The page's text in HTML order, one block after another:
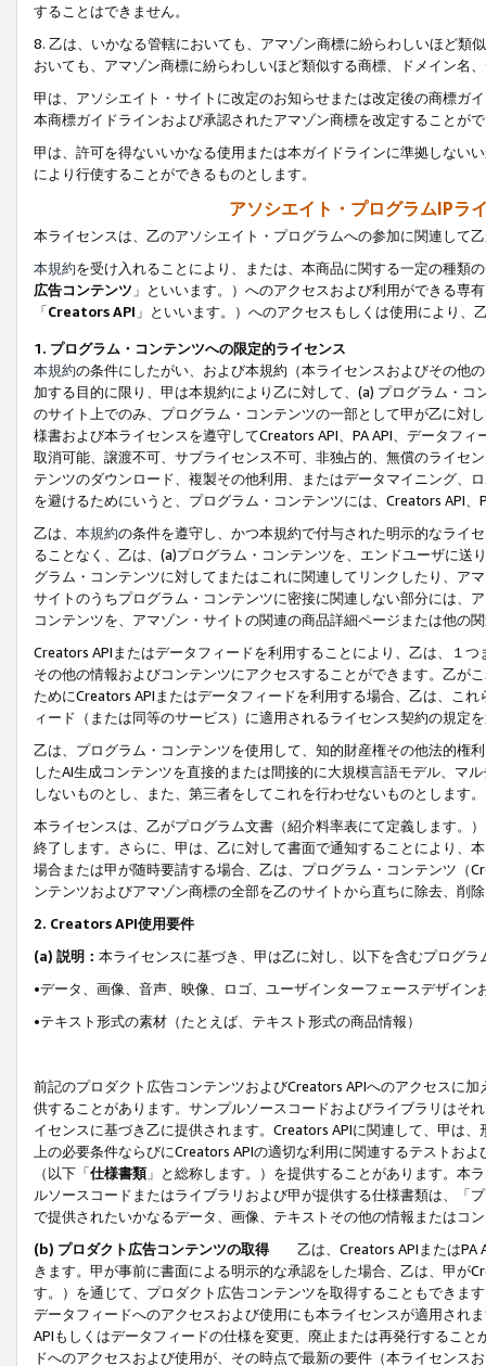
することはできません。
8. 乙は、いかなる管轄においても、アマゾン商標に紛らわしいほど類
おいても、アマゾン商標に紛らわしいほど類似する商標、ドメイン名
甲は、アソシエイト・サイトに改定のお知らせまたは改定後の商標ガ
本商標ガイドラインおよび承認されたアマゾン商標を改定することが
甲は、許可を得ないいかなる使用または本ガイドラインに準拠しない
により行使することができるものとします。
アソシエイト・プログラムIPラ
本ライセンスは、乙のアソシエイト・プログラムへの参加に関連して
本規約を受け入れることにより、または、本商品に関する一定の種類
広告コンテンツ 」といいます。）へのアクセスおよび利用ができる専
「Creators API 」といいます。）へのアクセスもしくは使用により
1. プログラム・コンテンツへの限定的ライセンス
本規約の条件にしたがい、および本規約（本ライセンスおよびその他
加する目的に限り、甲は本規約により乙に対して、(a) プログラム・
のサイト上でのみ、プログラム・コンテンツの一部として甲が乙に対
様書および本ライセンスを遵守してCreators API、PA API、データフ
取消可能、譲渡不可、サブライセンス不可、非独占的、無償のライセ
テンツのダウンロード、複製その他利用、またはデータマイニング、
を避けるためにいうと、プログラム・コンテンツには、Creators API
乙は、 本規約の条件を遵守し、かつ本規約で付与された明示的なライ
ることなく、乙は、(a)プログラム・コンテンツを、エンドユーザに
グラム・コンテンツに対してまたはこれに関連してリンクしたり、ア
サイトのうちプログラム・コンテンツに密接に関連しない部分には、
コンテンツを、アマゾン・サイトの関連の商品詳細ページまたは他の
Creators APIまたはデータフィードを利用することにより、乙は、１
その他の情報およびコンテンツにアクセスすることができます。乙が
ためにCreators APIまたはデータフィードを利用する場合、乙は、こ
ィード（または同等のサービス）に適用されるライセンス契約の規定
乙は、プログラム・コンテンツを使用して、知的財産権その他法的権
したAI生成コンテンツを直接的または間接的に大規模言語モデル、マ
しないものとし、また、第三者をしてこれを行わせないものとします。
本ライセンスは、乙がプログラム文書（紹介料率表にて定義します。
終了します。さらに、甲は、乙に対して書面で通知することにより、
場合または甲が随時要請する場合、乙は、プログラム・コンテンツ（
ンテンツおよびアマゾン商標の全部を乙のサイトから直ちに除去、削
2. Creators API使用要件
(a) 説明： 本ライセンスに基づき、甲は乙に対し、以下を含むプログ
•データ、画像、音声、映像、ロゴ、ユーザインターフェースデザイ
•テキスト形式の素材（たとえば、テキスト形式の商品情報）
前記のプロダクト広告コンテンツおよびCreators APIへのアクセスに
供することがあります。サンプルソースコードおよびライブラリはそ
イセンスに基づき乙に提供されます。Creators APIに関連して、甲は
上の必要条件ならびにCreators APIの適切な利用に関連するテストお
（以下「仕様書類」と総称します。）を提供することがあります。本
ルソースコードまたはライブラリおよび甲が提供する仕様書類は、「
で提供されたいかなるデータ、画像、テキストその他の情報またはコ
(b) プロダクト広告コンテンツの取得
乙は、Creators APIまたはPA
きます。甲が事前に書面による明示的な承認をした場合、乙は、甲が
す。）を通じて、プロダクト広告コンテンツを取得することもできま
データフィードへのアクセスおよび使用にも本ライセンスが適用され
APIもしくはデータフィードの仕様を変更、廃止または再発行するこ
ドへのアクセスおよび使用が、その時点で最新の要件（本ライセン